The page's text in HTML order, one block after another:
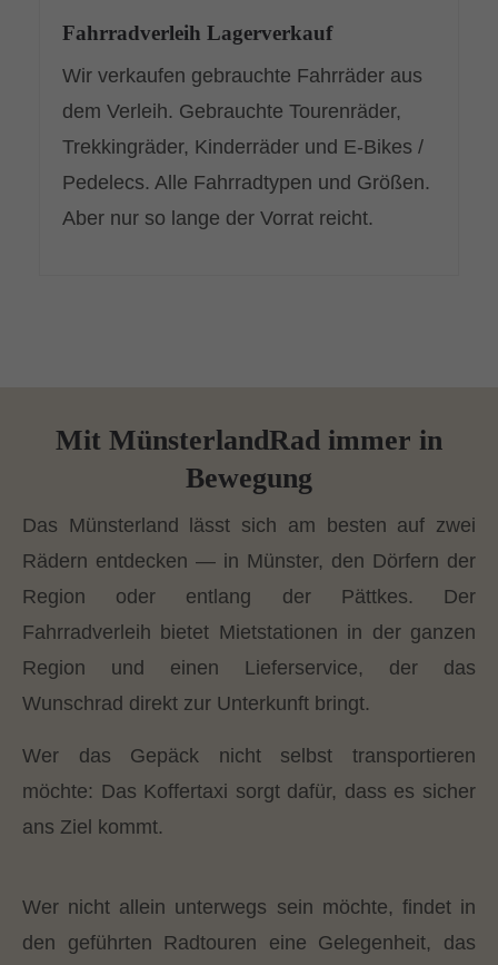
Fahrradverleih Lagerverkauf
Wir verkaufen gebrauchte Fahrräder aus
dem Verleih. Gebrauchte Tourenräder,
Trekkingräder, Kinderräder und E-Bikes /
Pedelecs. Alle Fahrradtypen und Größen.
Aber nur so lange der Vorrat reicht.
Mit MünsterlandRad immer in
Bewegung
Das Münsterland lässt sich am besten auf zwei
Rädern entdecken — in Münster, den Dörfern der
Region oder entlang der Pättkes. Der
Fahrradverleih bietet Mietstationen in der ganzen
Region und einen Lieferservice, der das
Wunschrad direkt zur Unterkunft bringt.
Wer das Gepäck nicht selbst transportieren
möchte: Das Koffertaxi sorgt dafür, dass es sicher
ans Ziel kommt.
Wer nicht allein unterwegs sein möchte, findet in
den geführten Radtouren eine Gelegenheit, das